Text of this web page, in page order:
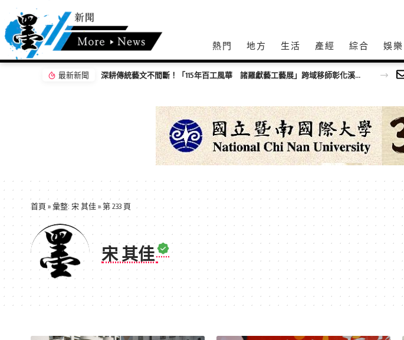
熱門 地方 生活 產經 綜合 娛樂
最新新聞 深耕傳統藝文不間斷！「115年百工風華 諸羅獻藝工藝展」跨域移師彰化溪湖展出
首頁 »彙整: 宋 其佳»第 233 頁
宋 其佳